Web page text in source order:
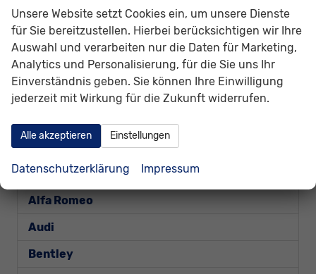
Datensätze pro Seite:
10 20 50 100 250
Seiten:
Alfa Romeo
Audi
Bentley
Unsere Website setzt Cookies ein, um unsere Dienste
für Sie bereitzustellen. Hierbei berücksichtigen wir Ihre
Auswahl und verarbeiten nur die Daten für Marketing,
Analytics und Personalisierung, für die Sie uns Ihr
Einverständnis geben. Sie können Ihre Einwilligung
jederzeit mit Wirkung für die Zukunft widerrufen.
Alle akzeptieren Einstellungen
Datenschutzerklärung Impressum